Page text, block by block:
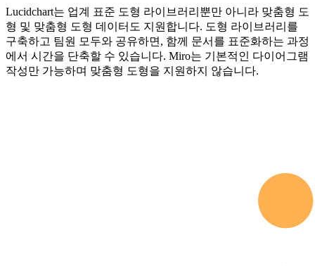
Lucidchart는 업계 표준 도형 라이브러리뿐만 아니라 맞춤형 도
형 및 맞춤형 도형 데이터도 지원합니다. 도형 라이브러리를
구축하고 팀원 모두와 공유하면, 함께 문서를 표준화하는 과정
에서 시간을 단축할 수 있습니다. Miro는 기본적인 다이어그램
작성만 가능하며 맞춤형 도형을 지원하지 않습니다.